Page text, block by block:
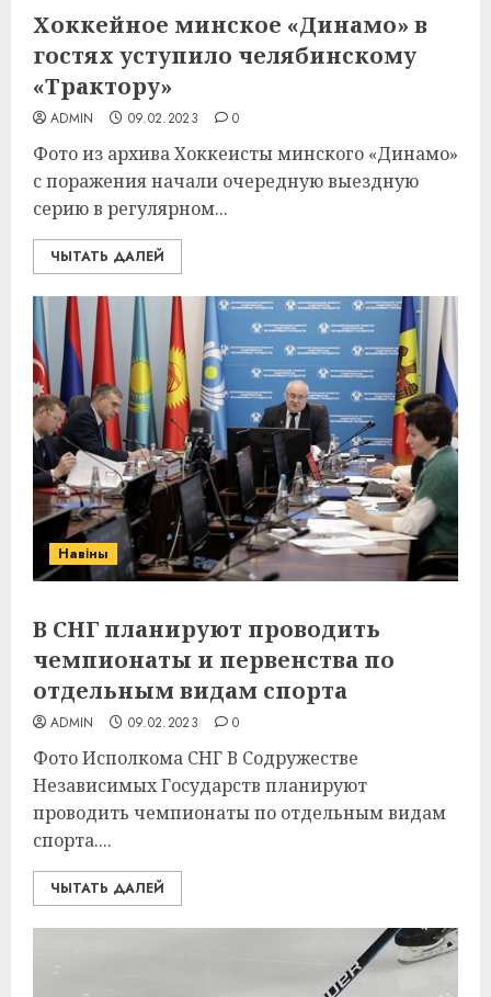
Хоккейное минское «Динамо» в
гостях уступило челябинскому
«Трактору»
ADMIN 09.02.2023 0
Фото из архива Хоккеисты минского «Динамо»
с поражения начали очередную выездную
серию в регулярном...
ЧЫТАТЬ ДАЛЕЙ
Навіны
В СНГ планируют проводить
чемпионаты и первенства по
отдельным видам спорта
ADMIN 09.02.2023 0
Фото Исполкома СНГ В Содружестве
Независимых Государств планируют
проводить чемпионаты по отдельным видам
спорта....
ЧЫТАТЬ ДАЛЕЙ